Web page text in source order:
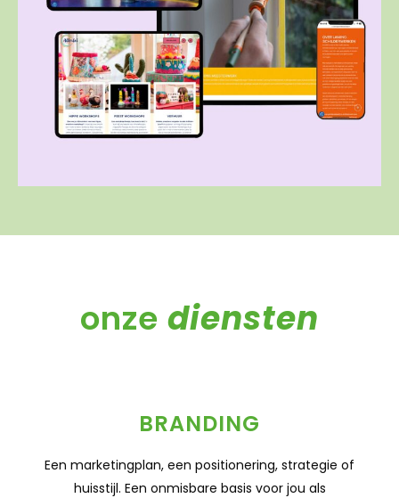
onze diensten
BRANDING
Een marketingplan, een positionering, strategie of
huisstijl. Een onmisbare basis voor jou als